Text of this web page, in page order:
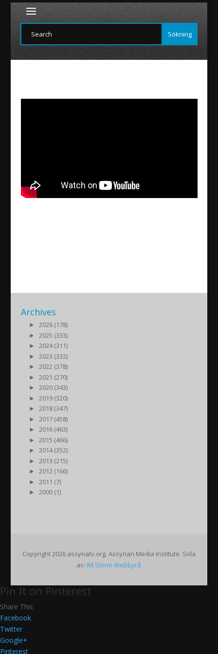
Archives
►
2026 (178)
►
2025 (333)
►
2024 (311)
►
2023 (332)
►
2022 (378)
►
2021 (270)
►
2020 (343)
►
2019 (320)
►
2018 (347)
►
2017 (458)
►
2016 (463)
►
2015 (466)
►
2014 (352)
►
2013 (215)
►
2012 (166)
►
2011 (7)
►
2000 (1)
Copyright 2026 assyriatv.org. Assyrian Media Institute. Sida
av: IM Storm Webbyrå
Pin It on Pinterest
Share This
Facebook
Twitter
Google+
Pinterest